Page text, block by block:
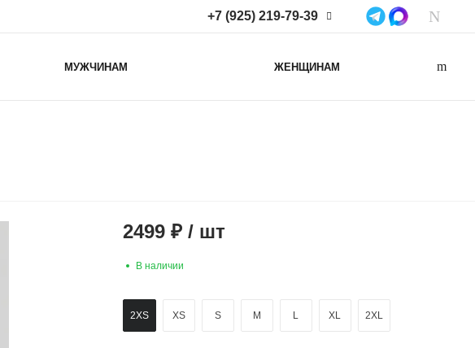
+7 (925) 219-79-39
Нижегородская область,
МУЖЧИНАМ ЖЕНЩИНАМ
2499₽ / шт
В наличии
2XS XS S M L XL 2XL